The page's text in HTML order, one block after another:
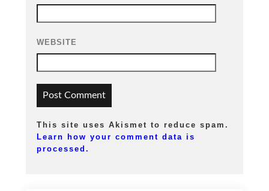
WEBSITE
This site uses Akismet to reduce spam.
Learn how your comment data is
processed.